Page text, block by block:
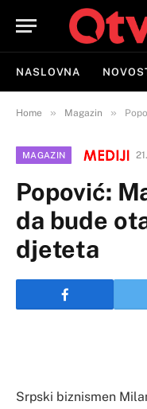
NASLOVNA
Home » Magazin »
MAGAZIN
Popović:
da bude
djeteta
Srpski biznismen